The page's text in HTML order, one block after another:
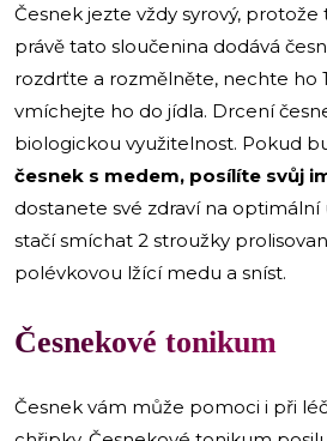
Česnek jezte vždy syrový, protože
právě tato sloučenina dodává
rozdrťte a rozmělněte, nechte ho
vmíchejte ho do jídla. Drcení
biologickou využitelnost. Pokud
česnek s medem, posílíte svůj
dostanete své zdraví na optimální
stačí smíchat 2 stroužky
polévkovou lžící medu a sníst.
Česnekové tonikum
Česnek vám může pomoci i při